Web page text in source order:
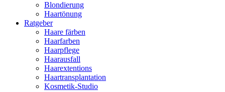
Blondierung
Haartönung
Ratgeber
Haare färben
Haarfarben
Haarpflege
Haarausfall
Haarextentions
Haartransplantation
Kosmetik-Studio